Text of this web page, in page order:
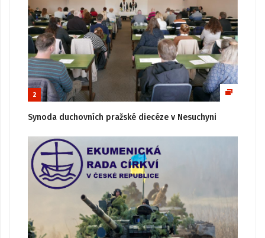
2
Synoda duchovních pražské diecéze v Nesuchyni